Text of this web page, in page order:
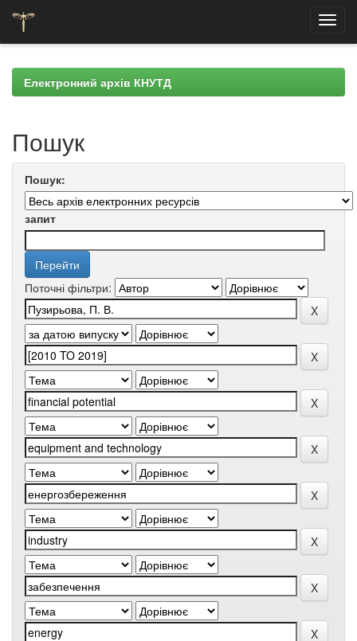
navigationЕлектронний архів КНУТД
Пошук
Пошук:
запит
Поточні фільтри: